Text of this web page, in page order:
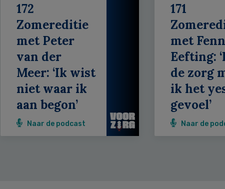
172
Zomereditie
met Peter
van der
Meer: ‘Ik wist
niet waar ik
aan begon’
Naar de podcast
171
met
Eefting:
de zorg
ik het
gevoel’
Naar de